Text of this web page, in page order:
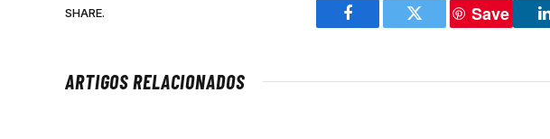
SHARE.
Facebook Twitter
Save
ARTIGOS RELACIONADOS